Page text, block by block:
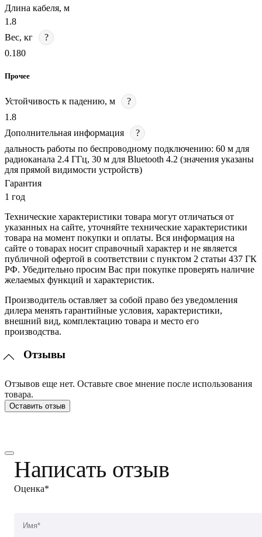
Длина кабеля, м
1.8
Вес, кг
?
0.180
Прочее
Устойчивость к падению, м
?
1.8
Дополнительная информация
?
дальность работы по беспроводному подключению: 60 м для
радиоканала 2.4 ГГц, 30 м для Bluetooth 4.2 (значения указаны
для прямой видимости устройств)
Гарантия
1 год
Технические характеристики товара могут отличаться от
указанных на сайте, уточняйте технические характеристики
товара на момент покупки и оплаты. Вся информация на
сайте о товарах носит справочный характер и не является
публичной офертой в соответствии с пунктом 2 статьи 437 ГК
РФ. Убедительно просим Вас при покупке проверять наличие
желаемых функций и характеристик.
Производитель оставляет за собой право без уведомления
дилера менять гарантийные условия, характеристики,
внешний вид, комплектацию товара и место его
производства.
Отзывы
Отзывов еще нет. Оставьте свое мнение после использования
товара.
Оставить отзыв
Написать отзыв
Оценка*